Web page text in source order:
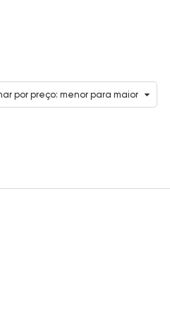
por preço: menor para maior